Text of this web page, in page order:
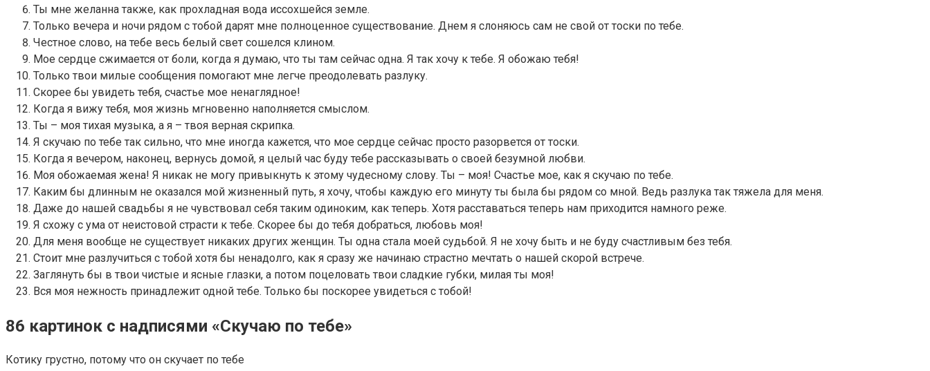
Ты мне желанна также, как прохладная вода иссохшейся земле.
Только вечера и ночи рядом с тобой дарят мне полноценное существование. Днем я слоняюсь сам не свой от тоски по тебе.
Честное слово, на тебе весь белый свет сошелся клином.
Мое сердце сжимается от боли, когда я думаю, что ты там сейчас одна. Я так хочу к тебе. Я обожаю тебя!
Только твои милые сообщения помогают мне легче преодолевать разлуку.
Скорее бы увидеть тебя, счастье мое ненаглядное!
Когда я вижу тебя, моя жизнь мгновенно наполняется смыслом.
Ты – моя тихая музыка, а я – твоя верная скрипка.
Я скучаю по тебе так сильно, что мне иногда кажется, что мое сердце сейчас просто разорвется от тоски.
Когда я вечером, наконец, вернусь домой, я целый час буду тебе рассказывать о своей безумной любви.
Моя обожаемая жена! Я никак не могу привыкнуть к этому чудесному слову. Ты – моя! Счастье мое, как я скучаю по тебе.
Каким бы длинным не оказался мой жизненный путь, я хочу, чтобы каждую его минуту ты была бы рядом со мной. Ведь разлука так тяжела для меня.
Даже до нашей свадьбы я не чувствовал себя таким одиноким, как теперь. Хотя расставаться теперь нам приходится намного реже.
Я схожу с ума от неистовой страсти к тебе. Скорее бы до тебя добраться, любовь моя!
Для меня вообще не существует никаких других женщин. Ты одна стала моей судьбой. Я не хочу быть и не буду счастливым без тебя.
Стоит мне разлучиться с тобой хотя бы ненадолго, как я сразу же начинаю страстно мечтать о нашей скорой встрече.
Заглянуть бы в твои чистые и ясные глазки, а потом поцеловать твои сладкие губки, милая ты моя!
Вся моя нежность принадлежит одной тебе. Только бы поскорее увидеться с тобой!
86 картинок с надписями «Скучаю по тебе»
Котику грустно, потому что он скучает по тебе